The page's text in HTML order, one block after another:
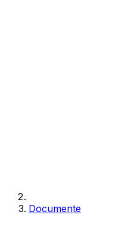
Documente